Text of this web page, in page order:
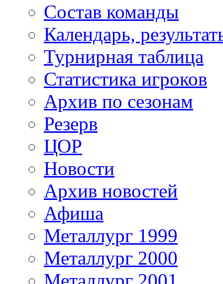
Состав команды
Календарь,
Турнирная таблица
Статистика игроков
Архив по сезонам
Резерв
ЦОР
Новости
Архив новостей
Афиша
Металлург 1999
Металлург 2000